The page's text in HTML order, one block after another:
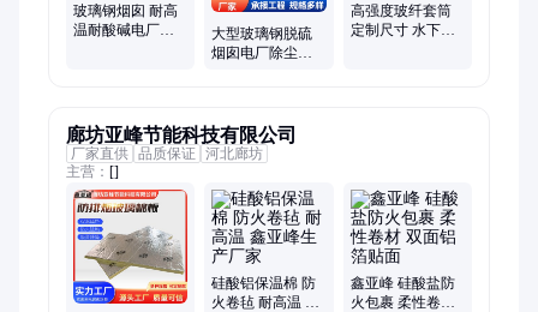
玻璃钢烟囱 耐高
温耐酸碱电厂脱
大型玻璃钢脱硫
烟囱电厂除尘防
高强度玻纤套筒
定制尺寸 水下桥
廊坊亚峰节能科技有限公司
厂家直供 品质保证 河北廊坊
主营： []
硅酸铝保温棉 防
火卷毡 耐高温 鑫
鑫亚峰 硅酸盐防
火包裹 柔性卷材